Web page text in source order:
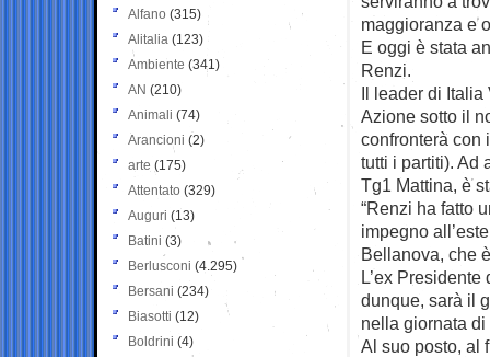
maggioranza e
E oggi è stata
Renzi.
Il leader di
Azione sotto il
confronterà con
tutti i partiti). Ad
Tg1 Mattina, è
“Renzi ha fatto
impegno
Bellanova, che
L’ex
dunque, sarà il
nella giornata
Al suo posto, al
Alfano (315)
Alitalia (123)
Ambiente (341)
AN (210)
Animali (74)
Arancioni (2)
arte (175)
Attentato (329)
Auguri (13)
Batini (3)
Berlusconi (4.295)
Bersani (234)
Biasotti (12)
Boldrini (4)